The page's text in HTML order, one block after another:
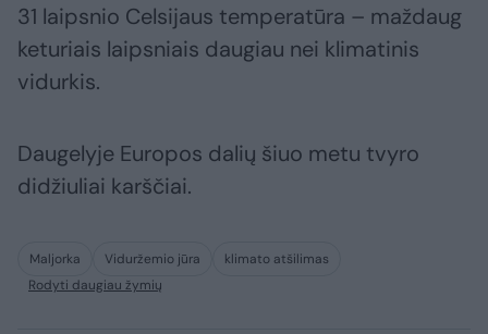
31 laipsnio Celsijaus temperatūra – maždaug
keturiais laipsniais daugiau nei klimatinis
vidurkis.
Daugelyje Europos dalių šiuo metu tvyro
didžiuliai karščiai.
Maljorka Viduržemio jūra
klimato atšilimas
Rodyti daugiau žymių